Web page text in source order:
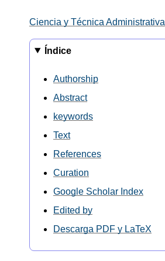
Ciencia y Técnica Administrativa
Índice
Authorship
Abstract
keywords
Text
References
Curation
Google Scholar Index
Edited by
Descarga PDF y LaTeX